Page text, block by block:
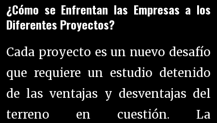
¿Cómo se Enfrentan las Empresas a los
Diferentes Proyectos?
Cada proyecto es un nuevo desafío
que requiere un estudio detenido
de las ventajas y desventajas del
terreno en cuestión. La